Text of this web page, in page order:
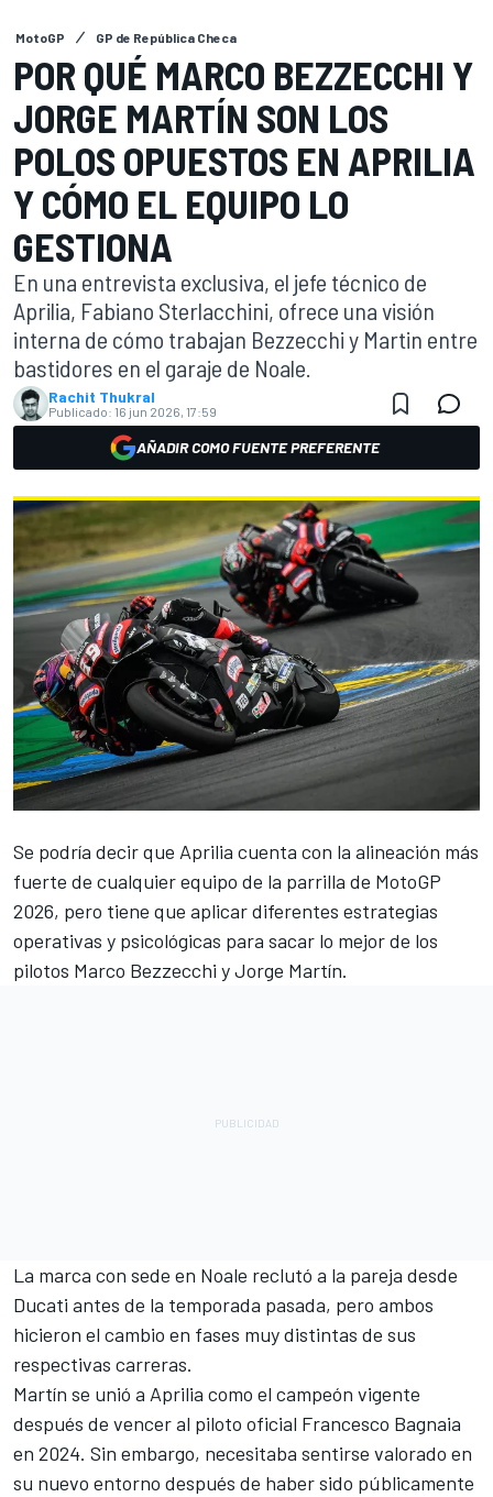
MotoGP GP de República Checa
POR QUÉ MARCO BEZZECCHI Y
JORGE MARTÍN SON LOS
POLOS OPUESTOS EN APRILIA
Y CÓMO EL EQUIPO LO
GESTIONA
En una entrevista exclusiva, el jefe técnico de
Aprilia, Fabiano Sterlacchini, ofrece una visión
interna de cómo trabajan Bezzecchi y Martin entre
bastidores en el garaje de Noale.
Rachit Thukral
Publicado: 16 jun 2026, 17:59
AÑADIR COMO FUENTE PREFERENTE
Se podría decir que Aprilia cuenta con la alineación más
fuerte de cualquier equipo de la parrilla de MotoGP
2026, pero tiene que aplicar diferentes estrategias
operativas y psicológicas para sacar lo mejor de los
pilotos Marco Bezzecchi yJorge Martín.
La marca con sede en Noale reclutó a la pareja desde
Ducati antes de la temporada pasada, pero ambos
hicieron el cambio en fases muy distintas de sus
respectivas carreras.
Martín se unió a Aprilia como el campeón vigente
después de vencer al piloto oficial Francesco Bagnaia
en 2024. Sin embargo, necesitaba sentirse valorado en
su nuevo entorno después de haber sido públicamente